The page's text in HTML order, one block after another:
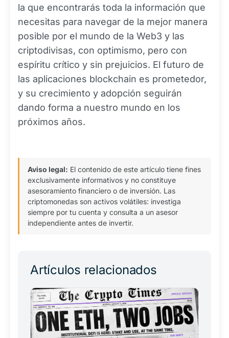
la que encontrarás toda la información que
necesitas para navegar de la mejor manera
posible por el mundo de la Web3 y las
criptodivisas, con optimismo, pero con
espíritu crítico y sin prejuicios. El futuro de
las aplicaciones blockchain es prometedor,
y su crecimiento y adopción seguirán
dando forma a nuestro mundo en los
próximos años.
Aviso legal: El contenido de este artículo tiene fines
exclusivamente informativos y no constituye
asesoramiento financiero o de inversión. Las
criptomonedas son activos volátiles: investiga
siempre por tu cuenta y consulta a un asesor
independiente antes de invertir.
Artículos relacionados